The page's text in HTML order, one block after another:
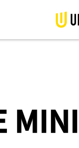
MINI